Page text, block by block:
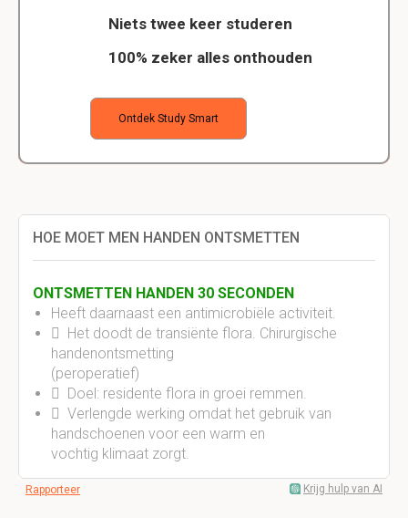
Niets twee keer studeren
100% zeker alles onthouden
Ontdek Study Smart
HOE MOET MEN HANDEN ONTSMETTEN
ONTSMETTEN HANDEN 30 SECONDEN
Heeft daarnaast een antimicrobiële activiteit.
 Het doodt de transiënte flora. Chirurgische
handenontsmetting
(peroperatief)
 Doel: residente flora in groei remmen.
 Verlengde werking omdat het gebruik van
handschoenen voor een warm en
vochtig klimaat zorgt.
Rapporteer Krijg hulp van AI